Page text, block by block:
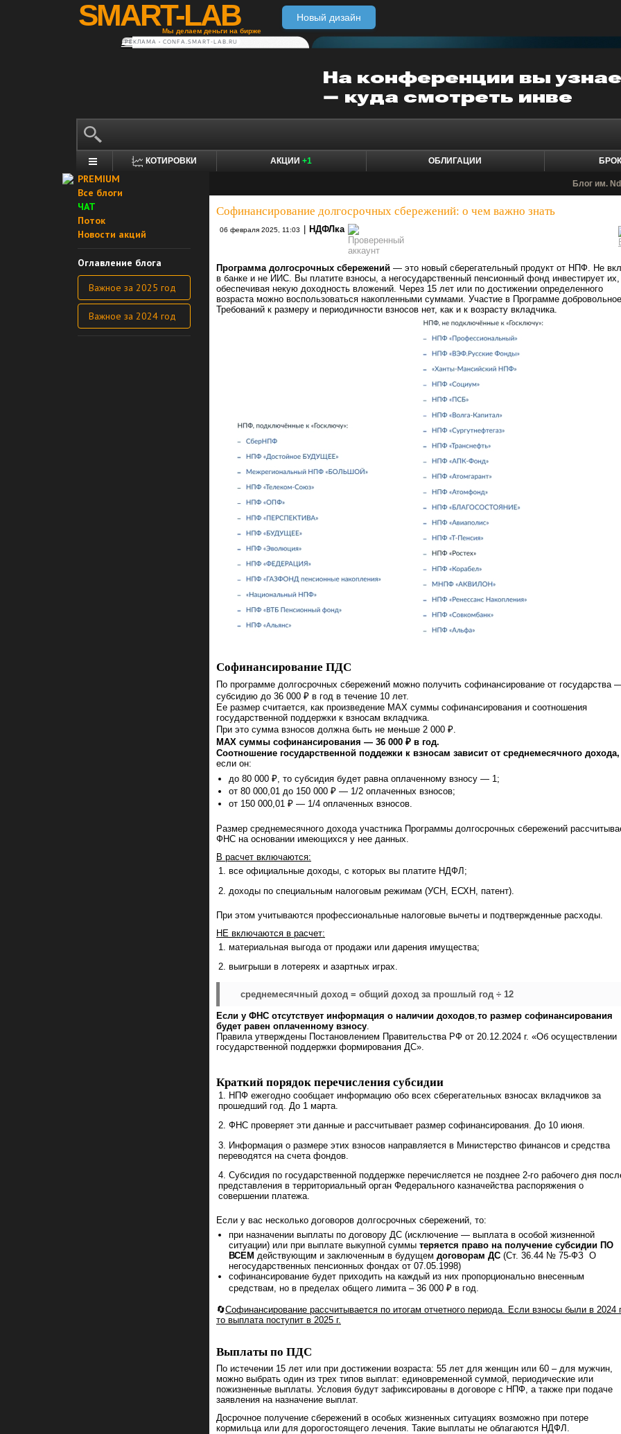
SMART-LAB
Мы делаем деньги на бирже
Новый дизайн
РЕКЛАМА • CONFA.SMART-LAB.RU
КОТИРОВКИ АКЦИИ +1 ОБЛИГАЦИИ
PREMIUM
Все блоги
ЧАТ
Поток
Новости акций
Оглавление блога
Важное за 2025 год
Важное за 2024 год
Блог им.
Софинансирование долгосрочных сбережений: о чем важно знать
06 февраля 2025, 11:03 НДФЛка
Программа долгосрочных сбережений — это новый сберегательный продукт от НПФ. Не
в банке и не ИИС. Вы платите взносы, а негосударственный пенсионный фонд инвестирует их,
обеспечивая некую доходность вложений. Через 15 лет или по достижении определенного
возраста можно воспользоваться накопленными суммами. Участие в Программе
Требований к размеру и периодичности взносов нет, как и к возрасту вкладчика.
Софинансирование ПДС
По программе долгосрочных сбережений можно получить софинансирование от государства
субсидию до 36 000 ₽ в год в течение 10 лет.
Ее размер считается, как произведение MAX суммы софинансирования и соотношения
государственной поддержки к взносам вкладчика.
При это сумма взносов должна быть не меньше 2 000 ₽.
MAX суммы софинансирования — 36 000 ₽ в год.
Соотношение государственной поддежки к взносам зависит от среднемесячного дохода,
если он:
до 80 000 ₽, то субсидия будет равна оплаченному взносу — 1;
от 80 000,01 до 150 000 ₽ — 1/2 оплаченных взносов;
от 150 000,01 ₽ — 1/4 оплаченных взносов.
Размер среднемесячного дохода участника Программы долгосрочных сбережений
ФНС на основании имеющихся у нее данных.
В расчет включаются:
все официальные доходы, с которых вы платите НДФЛ;
доходы по специальным налоговым режимам (УСН, ЕСХН, патент).
При этом учитываются профессиональные налоговые вычеты и подтвержденные расходы.
НЕ включаются в расчет:
материальная выгода от продажи или дарения имущества;
выигрыши в лотереях и азартных играх.
среднемесячный доход = общий доход за прошлый год ÷ 12
Если у ФНС отсутствует информация о наличии доходов то размер софинансирования
будет равен оплаченному взносу
Правила утверждены Постановлением Правительства РФ от 20.12.2024 г. «Об осуществлении
государственной поддержки формирования ДС».
Краткий порядок перечисления субсидии
НПФ ежегодно сообщает информацию обо всех сберегательных взносах вкладчиков за
прошедший год. До 1 марта.
ФНС проверяет эти данные и рассчитывает размер софинансирования. До 10 июня.
Информация о размере этих взносов направляется в Министерство финансов и средства
переводятся на счета фондов.
Субсидия по государственной поддержке перечисляется не позднее 2-го рабочего дня
представления в территориальный орган Федерального казначейства распоряжения о
совершении платежа.
Если у вас несколько договоров долгосрочных сбережений, то:
при назначении выплаты по договору ДС (исключение — выплата в особой жизненной
ситуации) или при выплате выкупной суммы теряется право на получение субсидии ПО
ВСЕМ действующим и заключенным в будущем договорам ДС (Ст. 36.44 № 75-ФЗ О
негосударственных пенсионных фондах от 07.05.1998)
софинансирование будет приходить на каждый из них пропорционально внесенным
средствам, но в пределах общего лимита – 36 000 ₽ в год.
🔄Софинансирование рассчитывается по итогам отчетного периода. Если взносы были в 2024
то выплата поступит в 2025 г.
Выплаты по ПДС
По истечении 15 лет или при достижении возраста: 55 лет для женщин или 60 – для мужчин,
можно выбрать один из трех типов выплат: единовременной суммой, периодические или
пожизненные выплаты. Условия будут зафиксированы в договоре с НПФ, а также при подаче
заявления на назначение выплат.
Досрочное получение сбережений в особых жизненных ситуациях возможно при потере
кормильца или для дорогостоящего лечения. Такие выплаты не облагаются НДФЛ.